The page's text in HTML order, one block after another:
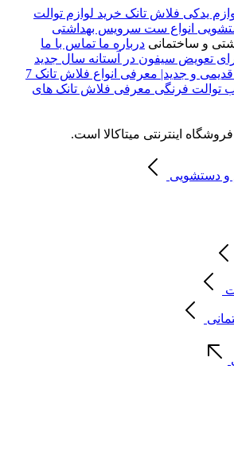
یدکی فلاش تانک خرید لوازم توالت
انواع ست سرویس بهداشتی
و ساختمانی درباره ما تماس با ما
و جدید| معرفی انواع فلاش تانک 7
توالت فرنگی معرفی فلاش تانک های
اینترنتی میتاکالا است.
و دستشویی